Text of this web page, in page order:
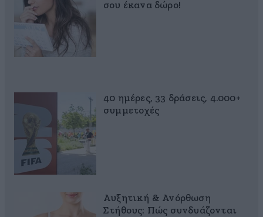
σου έκανα δώρο!
40 ημέρες, 33 δράσεις, 4.000+
συμμετοχές
Αυξητική & Ανόρθωση
Στήθους: Πώς συνδυάζονται